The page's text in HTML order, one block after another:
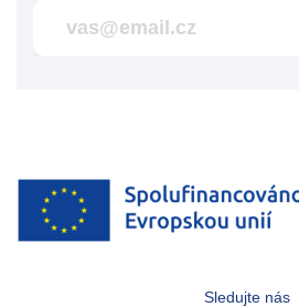
Sledujte nás